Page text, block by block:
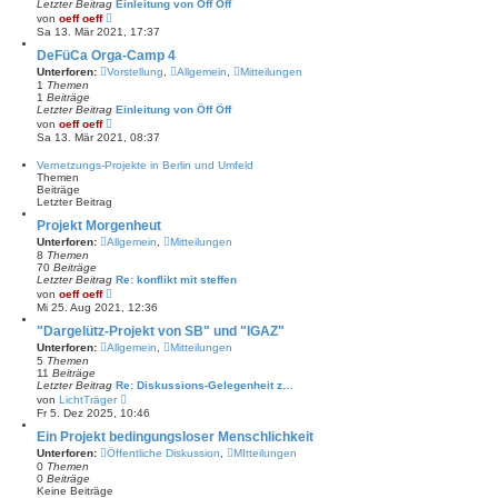
B
i
r
a
Letzter Beitrag Einleitung von Öff Öff
von oeff oeff
e
u
e
s
t
B
i
r
Sa 13. Mär 2021, 17:37
DeFüCa Orga-Camp 4
Unterforen: Vorstellung Allgemein
Mitteilungen
1 Themen
1 Beiträge
Letzter Beitrag Einleitung von Öff Öff
von oeff oeff
e
u
s
e
i
a
Sa 13. Mär 2021, 08:37
Vernetzungs-Projekte in Berlin und Umfeld
Themen
Beiträge
Letzter Beitrag
Projekt Morgenheut
Unterforen: Allgemein
Mitteilungen
8 Themen
70 Beiträge
Letzter Beitrag Re: konflikt mit steffen
von oeff oeff
e
u
e
s
t
B
e
i
r
a
Mi 25. Aug 2021, 12:36
"Dargelütz-Projekt von SB" und "IGAZ"
Unterforen: Allgemein
Mitteilungen
5 Themen
11 Beiträge
Letzter Beitrag Re: Diskussions-Gelegenheit z…
von LichtTräger
e
u
e
s
t
Fr 5. Dez 2025, 10:46
Ein Projekt bedingungsloser Menschlichkeit
Unterforen: Öffentliche Diskussion
MItteilungen
0 Themen
0 Beiträge
Keine Beiträge